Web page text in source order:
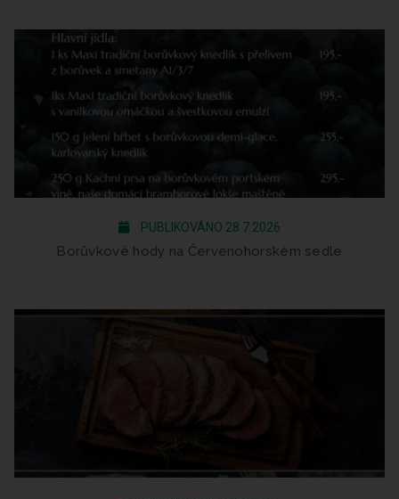
PUBLIKOVÁNO 28.7.2026
Borůvkové hody na Červenohorském sedle